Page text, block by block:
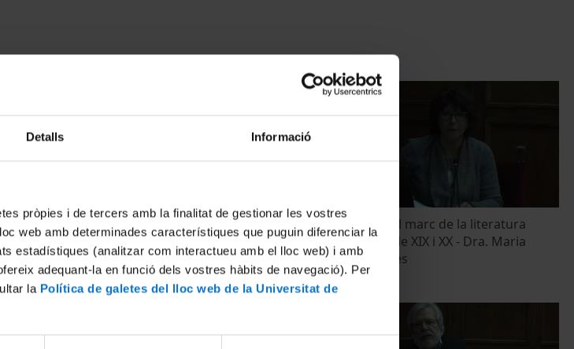
Detalls Informació
pròpies i de tercers amb la finalitat de gestionar les vostres
web amb determinades característiques que puguin diferenciar la
estadístiques (analitzar com interactueu amb el lloc web) i amb
adequant-la en funció dels vostres hàbits de navegació). Per
la Política de galetes del lloc web de la Universitat de
El joc de l'il·lustrat i visionari - Dr. Xavier
Laborda
27 gener, 2016
Les Alícies en el marc de la literatura
infantil del segle XIX i XX - Dra. Maria
González Davies
27 gener, 2016